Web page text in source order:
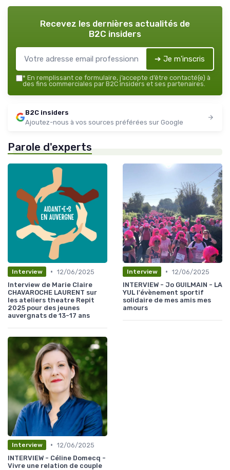
Recevez les dernières actualités de
B2C insiders
➔ Je m'inscris
* En remplissant ce formulaire, j’accepte d’être contacté(e) à
des fins commerciales par B2C insiders et ses partenaires.
B2C insiders
Ajoutez-nous à vos sources préférées sur Google
Parole d'experts
Interview • 12/06/2025
Interview de Marie Claire
CHAVAROCHE LAURENT sur
les ateliers theatre Repit
2025 pour des jeunes
auvergnats de 13-17 ans
Interview • 12/06/2025
INTERVIEW - Jo GUILMAIN - LA
YUL l'évènement sportif
solidaire de mes amis mes
amours
Interview • 12/06/2025
INTERVIEW - Céline Domecq -
Vivre une relation de couple